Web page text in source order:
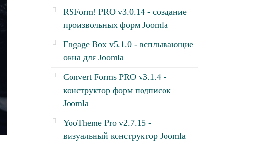
RSForm! PRO v3.0.14 - создание
произвольных форм Joomla
Engage Box v5.1.0 - всплывающие
окна для Joomla
Convert Forms PRO v3.1.4 -
конструктор форм подписок
Joomla
YooTheme Pro v2.7.15 -
визуальный конструктор Joomla